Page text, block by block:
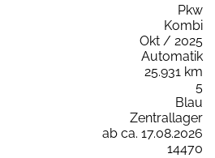
Pkw
Kombi
Okt / 2025
Automatik
25.931 km
5
Blau
Zentrallager
ab ca. 17.08.2026
14470